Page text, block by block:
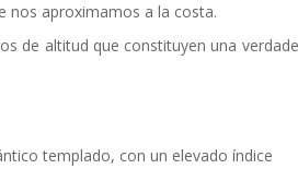
nos aproximamos a la costa.
de altitud que constituyen una
templado, con un elevado índice